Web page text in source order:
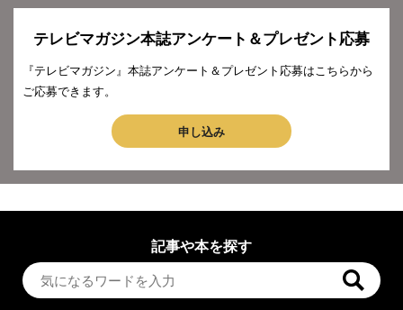
テレビマガジン本誌アンケート＆プレゼント応募
『テレビマガジン』本誌アンケート＆プレゼント応募はこちらから
ご応募できます。
申し込み
記事や本を探す